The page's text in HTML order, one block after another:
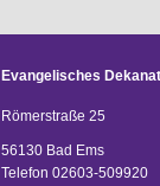
Evangelisches
Römerstraße 25
56130 Bad Ems
Telefon 02603-509920